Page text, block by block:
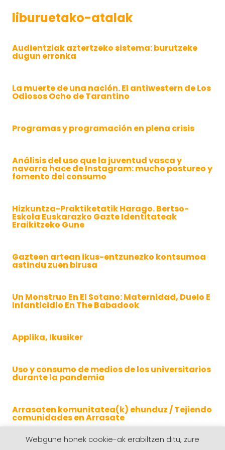
liburuetako-atalak
Audientziak aztertzeko sistema: burutzeke
dugun erronka
La muerte de una nación. El antiwestern de Los
Odiosos Ocho de Tarantino
Programas y programación en plena crisis
Análisis del uso que la juventud vasca y
navarra hace de Instagram: mucho postureo y
fomento del consumo
Hizkuntza-Praktiketatik Harago. Bertso-
Eskola Euskarazko Gazte Identitateak
Eraikitzeko Gune
Gazteen artean ikus-entzunezko kontsumoa
astindu zuen birusa
Un Monstruo En El Sotano: Maternidad, Duelo E
Infanticidio En The Babadook
Applika, Ikusiker
Uso y consumo de medios de los universitarios
durante la pandemia
Arrasaten komunitatea(k) ehunduz / Tejiendo
comunidades en Arrasate
Webgune honek cookie-ak erabiltzen ditu, zure